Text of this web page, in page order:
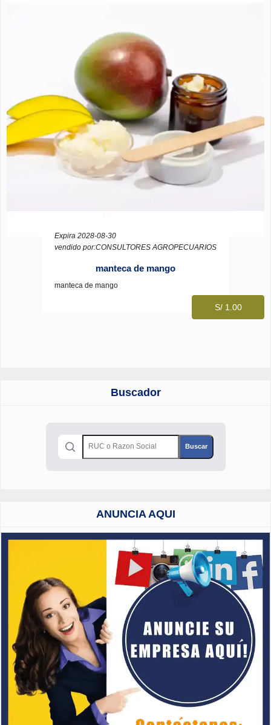
Expira 2028-08-30
vendido por:CONSULTORES AGROPECUARIOS
manteca de mango
manteca de mango
S/ 1.00
Buscador
ANUNCIA AQUI